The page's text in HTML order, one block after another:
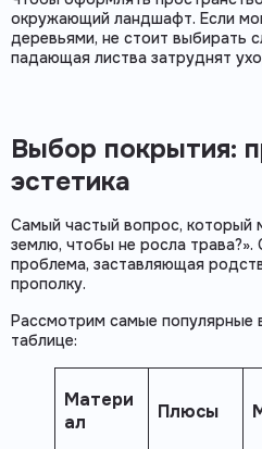
окружающий ландшафт. Если
деревьями, не стоит выбирать
падающая листва затруднят
Выбор покрытия:
эстетика
Самый частый вопрос, который
землю, чтобы не росла трава?».
проблема, заставляющая
прополку.
Рассмотрим самые популярные
таблице:
Матери
ал
Плюсы